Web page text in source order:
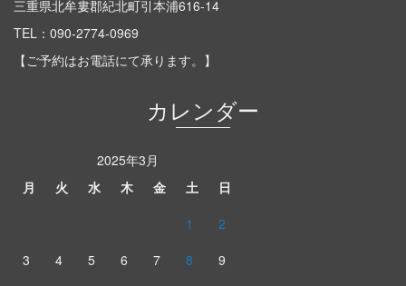
三重県北牟婁郡紀北町引本浦616-14
TEL： 090-2774-0969
【ご予約はお電話にて承ります。】
カレンダー
2025年3月
月
火 水 木 金 土
日
1
2
3
4 5 6 7 8
9